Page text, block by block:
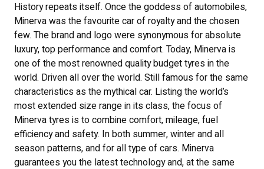
History repeats itself. Once the goddess of automobiles,
Minerva was the favourite car of royalty and the chosen
few. The brand and logo were synonymous for absolute
luxury, top performance and comfort. Today, Minerva is
one of the most renowned quality budget tyres in the
world. Driven all over the world. Still famous for the same
characteristics as the mythical car. Listing the world’s
most extended size range in its class, the focus of
Minerva tyres is to combine comfort, mileage, fuel
efficiency and safety. In both summer, winter and all
season patterns, and for all type of cars. Minerva
guarantees you the latest technology and, at the same